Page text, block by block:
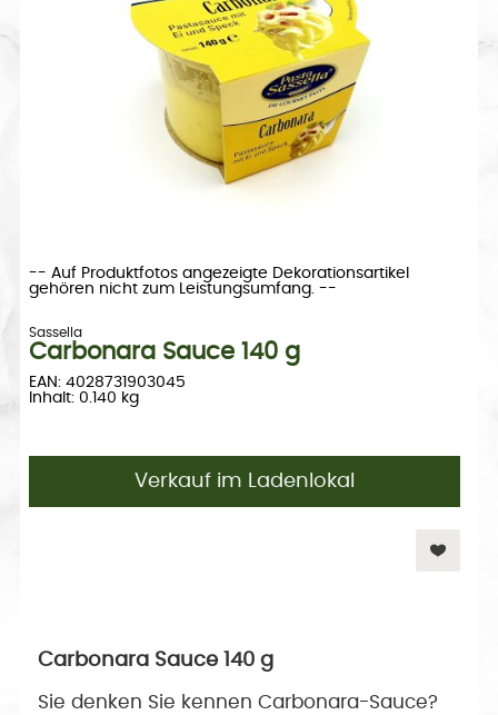
-- Auf Produktfotos angezeigte Dekorationsartikel
gehören nicht zum Leistungsumfang. --
Sassella
Carbonara Sauce 140 g
EAN: 4028731903045
Inhalt: 0.140 kg
Verkauf im Ladenlokal
Carbonara Sauce 140 g
Sie denken Sie kennen Carbonara-Sauce?